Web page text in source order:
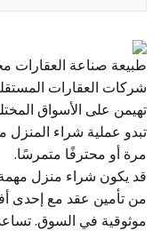
طبيعة صناعة العقارات
شركات العقارات
تهيمن على الأسواق
تبدو عملية شراء المنزل
مرة أو محترفًا متمرسًا.
قد يكون شراء منزل
من تأمين عقد مع إحدى
موثوقية في السوق.